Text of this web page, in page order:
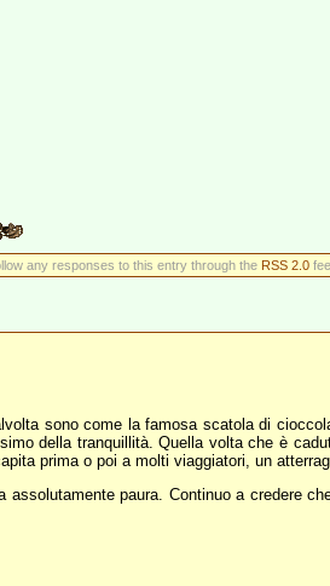
any responses to this entry through the RSS 2.0
sono come la famosa scatola di
della tranquillità. Quella volta che è
prima o poi a molti viaggiatori, un
paura. Continuo a credere